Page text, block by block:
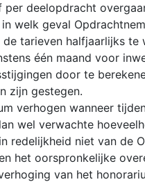
per deelopdracht
welk geval
tarieven halfjaarlijks
één maand voor
door te
zijn gestegen.
verhogen wanneer
wel verwachte
redelijkheid niet van de
het oorspronkelijke
van het